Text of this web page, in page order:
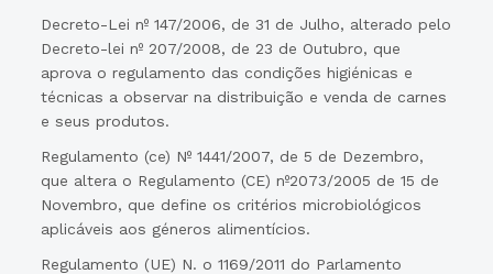
Decreto-Lei nº 147/2006, de 31 de Julho, alterado pelo
Decreto-lei nº 207/2008, de 23 de Outubro, que
aprova o regulamento das condições higiénicas e
técnicas a observar na distribuição e venda de carnes
e seus produtos.
Regulamento (ce) Nº 1441/2007, de 5 de Dezembro,
que altera o Regulamento (CE) nº2073/2005 de 15 de
Novembro, que define os critérios microbiológicos
aplicáveis aos géneros alimentícios.
Regulamento (UE) N. o 1169/2011 do Parlamento